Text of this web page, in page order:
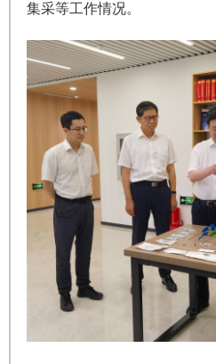
集采等工作情况。